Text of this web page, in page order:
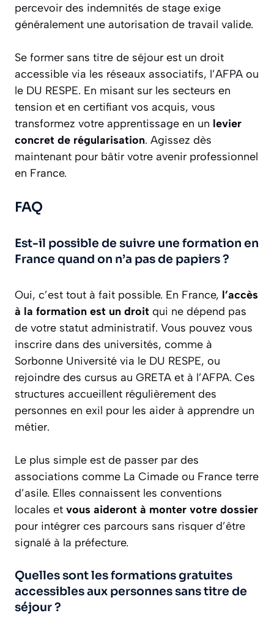
percevoir des indemnités de stage exige
généralement une autorisation de travail valide.
Se former sans titre de séjour est un droit
accessible via les réseaux associatifs, l’AFPA ou
le DU RESPE. En misant sur les secteurs en
tension et en certifiant vos acquis, vous
transformez votre apprentissage en un levier
concret de régularisation. Agissez dès
maintenant pour bâtir votre avenir professionnel
en France.
FAQ
Est-il possible de suivre une formation en
France quand on n’a pas de papiers ?
Oui, c’est tout à fait possible. En France, l’accès
à la formation est un droit qui ne dépend pas
de votre statut administratif. Vous pouvez vous
inscrire dans des universités, comme à
Sorbonne Université via le DU RESPE, ou
rejoindre des cursus au GRETA et à l’AFPA. Ces
structures accueillent régulièrement des
personnes en exil pour les aider à apprendre un
métier.
Le plus simple est de passer par des
associations comme La Cimade ou France terre
d’asile. Elles connaissent les conventions
locales et vous aideront à monter votre dossier
pour intégrer ces parcours sans risquer d’être
signalé à la préfecture.
Quelles sont les formations gratuites
accessibles aux personnes sans titre de
séjour ?